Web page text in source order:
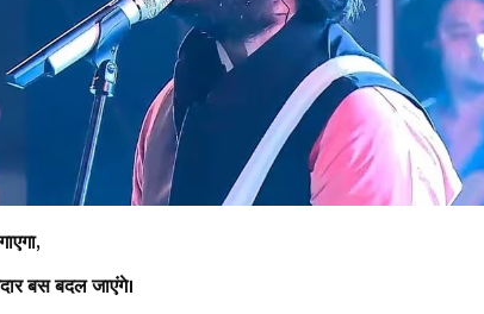
बस बदल जाएंगे।